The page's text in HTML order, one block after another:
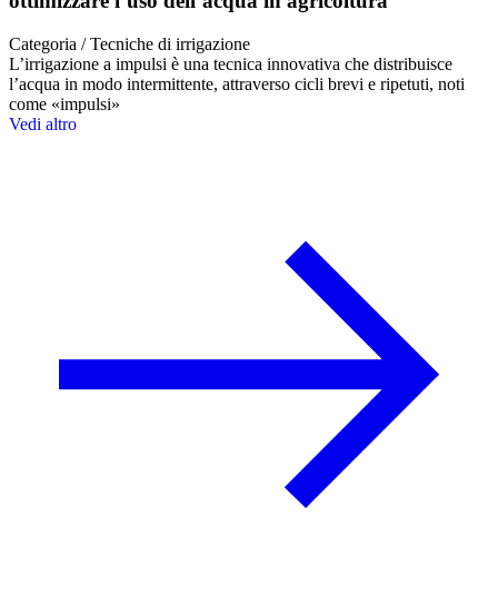
Categoria / Tecniche di irrigazione
L’irrigazione a impulsi è una tecnica innovativa che distribuisce
l’acqua in modo intermittente, attraverso cicli brevi e ripetuti, noti
come «impulsi»
Vedi altro